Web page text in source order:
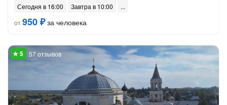
Сегодня в 16:00
Завтра в 10:00
от950 ₽за человека
57 отзывов